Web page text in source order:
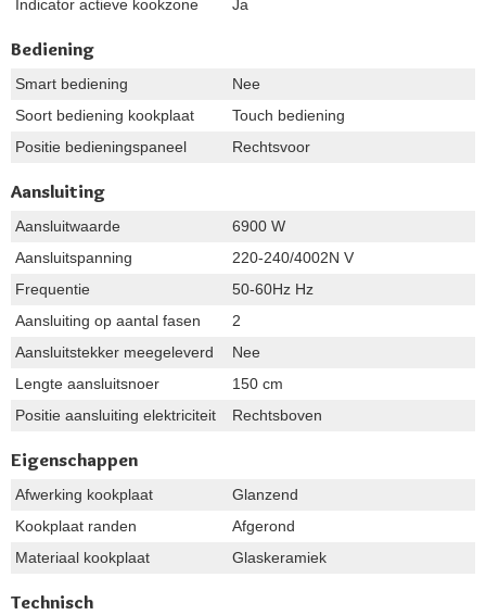
Indicator actieve kookzone Ja
Bediening
Smart bediening
Nee
Soort bediening kookplaat
Touch bediening
Positie bedieningspaneel
Rechtsvoor
Aansluiting
Aansluitwaarde
6900 W
Aansluitspanning
220-240/4002N V
Frequentie
50-60Hz Hz
Aansluiting op aantal fasen
2
Aansluitstekker meegeleverd
Nee
Lengte aansluitsnoer
150 cm
Positie aansluiting elektriciteit
Rechtsboven
Eigenschappen
Afwerking kookplaat
Glanzend
Kookplaat randen
Afgerond
Materiaal kookplaat
Glaskeramiek
Technisch